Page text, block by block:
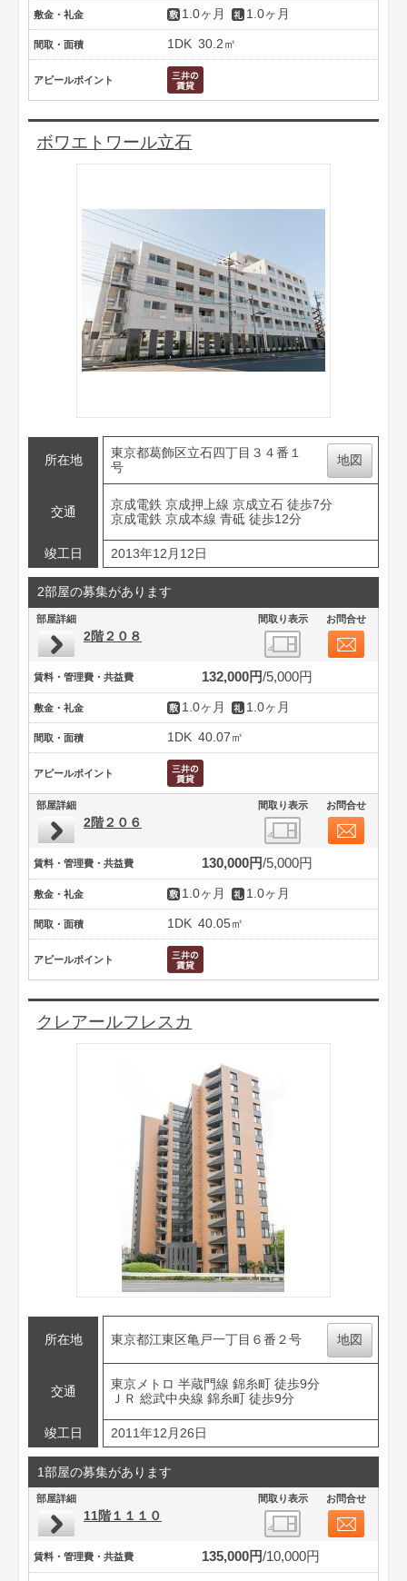
敷金・礼金 1.0ヶ月 1.0ヶ月
間取・面積 1DK 30.2㎡
アピールポイント
ボワエトワール立石
所在地
東京都葛飾区立石四丁目３４番１
号
地図
交通
京成電鉄 京成押上線 京成立石 徒歩7分
京成電鉄 京成本線 青砥 徒歩12分
竣工日 2013年12月12日
2部屋の募集があります
部屋詳細 間取り表示 お問合せ
2階２０８
賃料・管理費・共益費 132,000円 5,000円
敷金・礼金 1.0ヶ月 1.0ヶ月
間取・面積 1DK 40.07㎡
アピールポイント
部屋詳細 間取り表示 お問合せ
2階２０６
賃料・管理費・共益費 130,000円 5,000円
敷金・礼金 1.0ヶ月 1.0ヶ月
間取・面積 1DK 40.05㎡
アピールポイント
クレアールフレスカ
所在地 東京都江東区亀戸一丁目６番２号 地図
交通
東京メトロ 半蔵門線 錦糸町 徒歩9分
ＪＲ 総武中央線 錦糸町 徒歩9分
竣工日 2011年12月26日
1部屋の募集があります
部屋詳細 間取り表示 お問合せ
11階１１１０
賃料・管理費・共益費 135,000円 10,000円